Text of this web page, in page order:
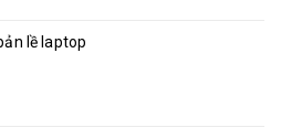
lề laptop